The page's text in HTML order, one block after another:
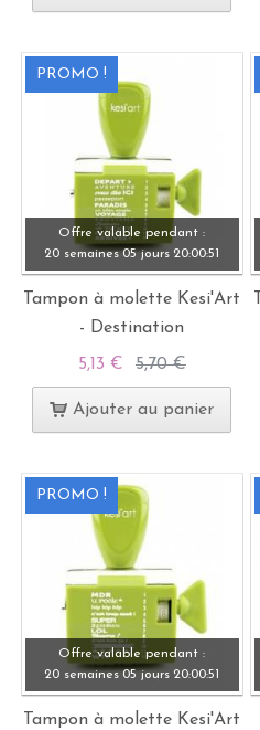
PROMO !
Offre valable pendant :
20 semaines 05 jours 20:00:49
Tampon à molette Kesi'Art
- Destination
5,13 € 5,70 €
Ajouter au panier
PROMO !
Offre valable pendant :
20 semaines 05 jours 20:00:49
Tampon à molette Kesi'Art